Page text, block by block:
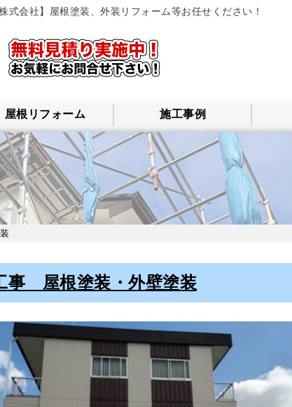
会社】屋根塗装、外装リフォーム等お任せください！
屋根リフォーム 施工事例
事 屋根塗装・外壁塗装